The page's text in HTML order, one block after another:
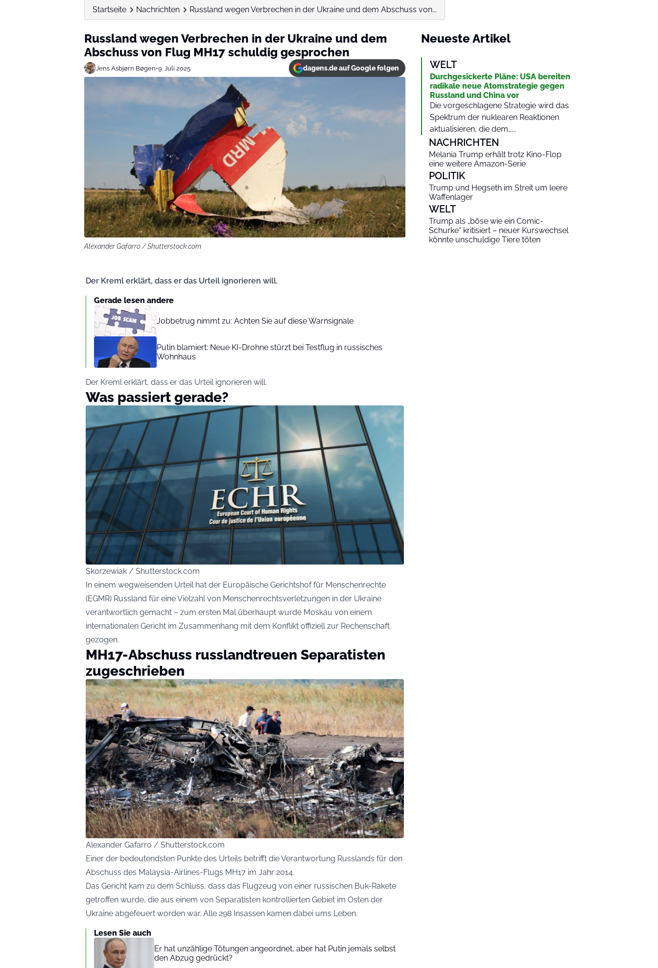
Startseite Nachrichten Russland wegen Verbrechen in der Ukraine und dem Abschuss von...
Russland wegen Verbrechen in der Ukraine und dem
Abschuss von Flug MH17 schuldig gesprochen
Jens Asbjørn Bøgen•9. Juli 2025 dagens.de auf Google folgen
Alexander Gafarro / Shutterstock.com
Der Kreml erklärt, dass er das Urteil ignorieren will.
Gerade lesen andere
Jobbetrug nimmt zu: Achten Sie auf diese Warnsignale
Putin blamiert: Neue KI-Drohne stürzt bei Testflug in russisches
Wohnhaus
Der Kreml erklärt, dass er das Urteil ignorieren will.
Was passiert gerade?
Skorzewiak / Shutterstock.com
In einem wegweisenden Urteil hat der Europäische Gerichtshof für Menschenrechte
(EGMR) Russland für eine Vielzahl von Menschenrechtsverletzungen in der Ukraine
verantwortlich gemacht – zum ersten Mal überhaupt wurde Moskau von einem
internationalen Gericht im Zusammenhang mit dem Konflikt offiziell zur Rechenschaft
gezogen.
MH17-Abschuss russlandtreuen Separatisten
zugeschrieben
Alexander Gafarro / Shutterstock.com
Einer der bedeutendsten Punkte des Urteils betrifft die Verantwortung Russlands für den
Abschuss des Malaysia-Airlines-Flugs MH17 im Jahr 2014.
Das Gericht kam zu dem Schluss, dass das Flugzeug von einer russischen Buk-Rakete
getroffen wurde, die aus einem von Separatisten kontrollierten Gebiet im Osten der
Ukraine abgefeuert worden war. Alle 298 Insassen kamen dabei ums Leben.
Lesen Sie auch
Er hat unzählige Tötungen angeordnet, aber hat Putin jemals selbst
den Abzug gedrückt?
Neueste Artikel
WELT
Durchgesickerte Pläne: USA bereiten
radikale neue Atomstrategie gegen
Russland und China vor
Die vorgeschlagene Strategie wird das
Spektrum der nuklearen Reaktionen
aktualisieren, die dem…...
NACHRICHTEN
Melania Trump erhält trotz Kino-Flop
eine weitere Amazon-Serie
POLITIK
Trump und Hegseth im Streit um leere
Waffenlager
WELT
Trump als „böse wie ein Comic-
Schurke“ kritisiert – neuer Kurswechsel
könnte unschuldige Tiere töten